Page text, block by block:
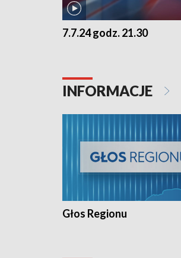
7.7.24 godz. 21.30
INFORMACJE
Głos Regionu